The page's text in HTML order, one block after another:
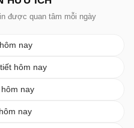
được quan tâm mỗi ngày
nay
hôm nay
nay
nay